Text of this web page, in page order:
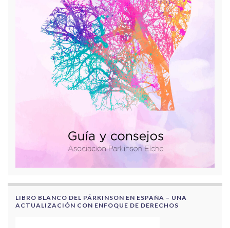
LIBRO BLANCO DEL PÁRKINSON EN ESPAÑA – UNA
ACTUALIZACIÓN CON ENFOQUE DE DERECHOS